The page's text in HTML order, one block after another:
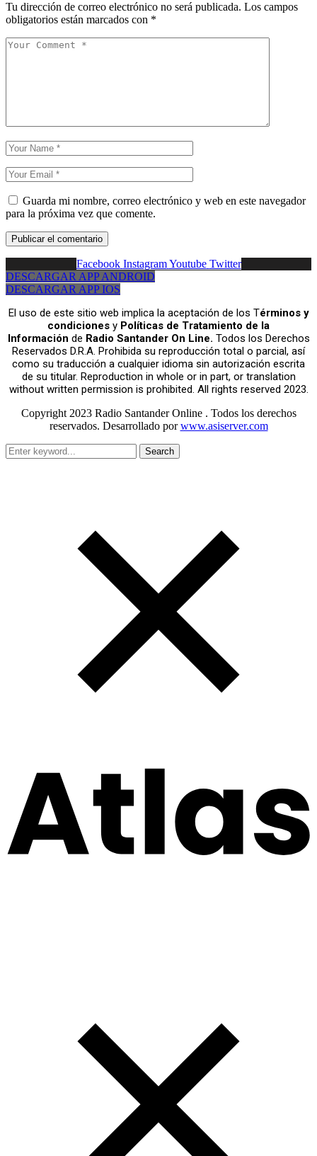
Tu dirección de correo electrónico no será publicada. Los campos
obligatorios están marcados con *
Guarda mi nombre, correo electrónico y web en este navegador
para la próxima vez que comente.
Facebook Instagram Youtube Twitter
DESCARGAR APP ANDROID
DESCARGAR APP IOS
El uso de este sitio web implica la aceptación de los Términos y
condiciones y Políticas de Tratamiento de la
Información de Radio Santander On Line. Todos los Derechos
Reservados D.R.A. Prohibida su reproducción total o parcial, así
como su traducción a cualquier idioma sin autorización escrita
de su titular. Reproduction in whole or in part, or translation
without written permission is prohibited. All rights reserved 2023.
Copyright 2023 Radio Santander Online . Todos los derechos
reservados. Desarrollado porwww.asiserver.com
Search